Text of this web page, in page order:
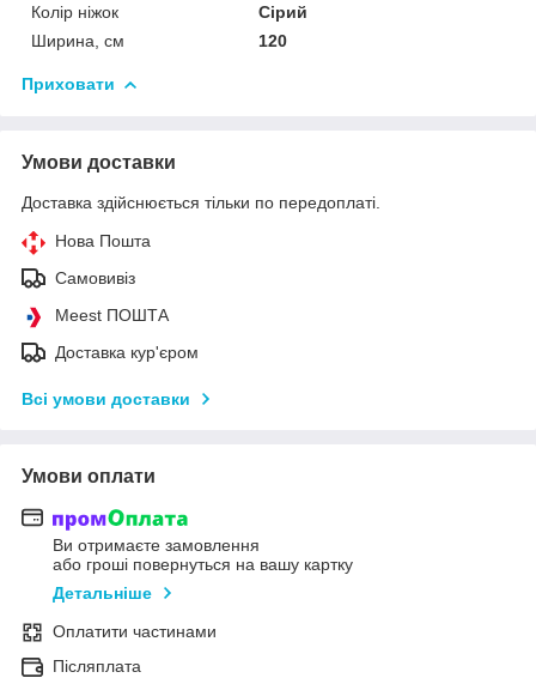
Колір ніжок
Сірий
Ширина, см
120
Приховати
Умови доставки
Доставка здійснюється тільки по передоплаті.
Нова Пошта
Самовивіз
Meest ПОШТА
Доставка кур'єром
Всі умови доставки
Умови оплати
Ви отримаєте замовлення
або гроші повернуться на вашу картку
Детальніше
Оплатити частинами
Післяплата